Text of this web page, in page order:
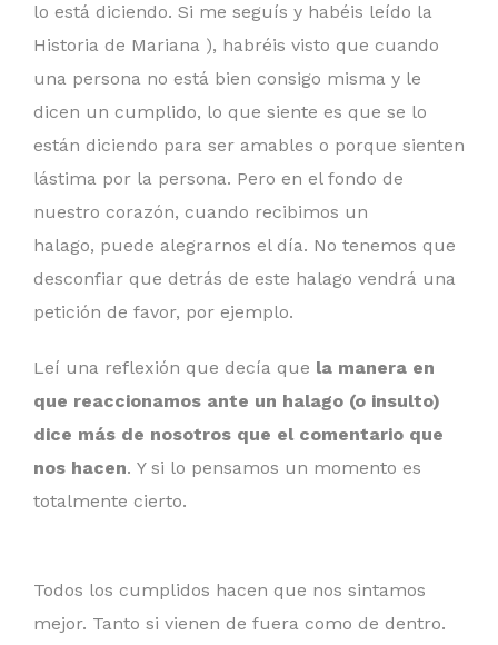
lo está diciendo. Si me seguís y habéis leído la
Historia de Mariana ), habréis visto que cuando
una persona no está bien consigo misma y le
dicen un cumplido, lo que siente es que se lo
están diciendo para ser amables o porque sienten
lástima por la persona. Pero en el fondo de
nuestro corazón, cuando recibimos un
halago, puede alegrarnos el día. No tenemos que
desconfiar que detrás de este halago vendrá una
petición de favor, por ejemplo.
Leí una reflexión que decía que la manera en
que reaccionamos ante un halago (o insulto)
dice más de nosotros que el comentario que
nos hacen. Y si lo pensamos un momento es
totalmente cierto.
Todos los cumplidos hacen que nos sintamos
mejor. Tanto si vienen de fuera como de dentro.